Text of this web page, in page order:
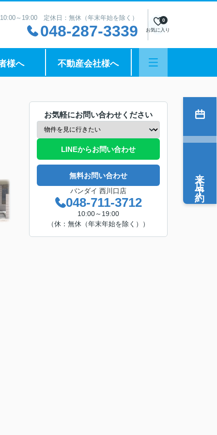
～19:00 定休日：無休（年末年始を除く）
048-287-3339 お気に入り
0
様へ 不動産会社様へ
お気軽にお問い合わせください
LINEからお問い合わせ
無料お問い合わせ
バンダイ 西川口店
048-711-3712
10:00～19:00
（休：無休（年末年始を除く））
来店予約